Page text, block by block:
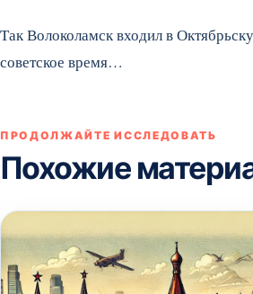
Так Волоколамск входил в
советское время…
ПРОДОЛЖАЙТЕ ИССЛЕДОВАТЬ
Похожие